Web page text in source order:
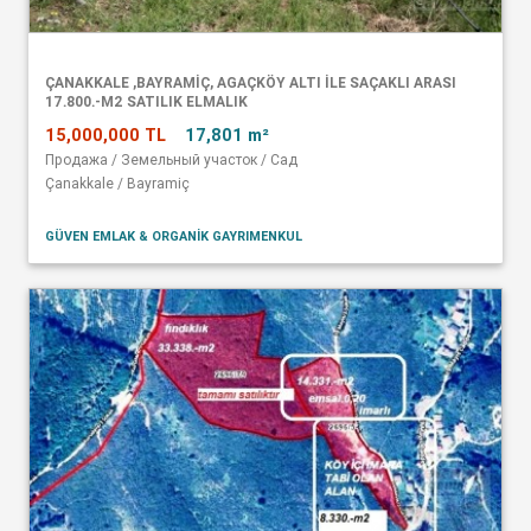
ÇANAKKALE ,BAYRAMIÇ, AGAÇKÖY ALTI ILE SAÇAKLI ARASI
17.800.-M2 SATILIK ELMALIK
15,000,000 TL 17,801 m²
Продажа / Земельный участок / Сад
Çanakkale / Bayramiç
GÜVEN EMLAK & ORGANIK GAYRIMENKUL